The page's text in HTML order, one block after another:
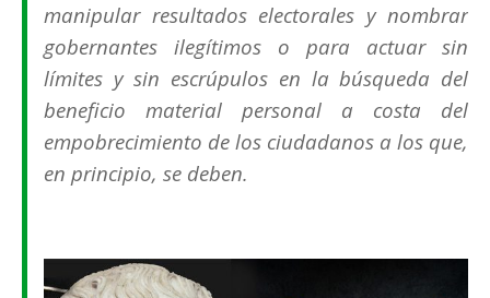
manipular resultados electorales y nombrar
gobernantes ilegítimos o para actuar sin
límites y sin escrúpulos en la búsqueda del
beneficio material personal a costa del
empobrecimiento de los ciudadanos a los que,
en principio, se deben.